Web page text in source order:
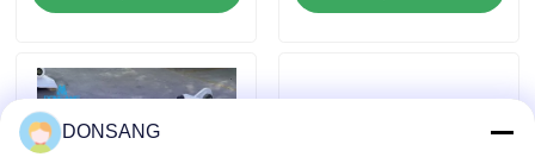
যোগাযোগ করুন
DONSANG